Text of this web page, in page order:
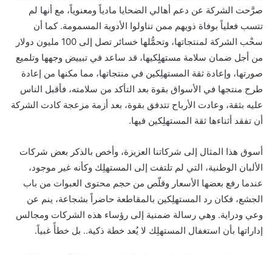
صرَّحت الشركة عن دعم أهالي الضحايا مادياً ومعنوياً، مع أنها لم
تتسب فعلياً بوفاة ذويهم ممن تناولوا الأدوية المسمومة. كما أن
سحْب الشركة لمنتجاتها، وتحمُّلها خسائر تصل إلى 100 مليون دولار
من أجل ضمان سلامة مستهلٍكيها، قد ساعد في تبييض وجهها وتلميع
صورتها، وإعادة ثقة المستهلِكين في منتجاتها، مما مكنها من إعادة
طرح منتجها في الأسواق بقوة بعد التأكد من سلامته، فأقبل الناس
عليه بثقة، وعادت الأرباح تتدفق بقوة، بعد أزمة مزعجة كادت الشركة
أن تفقد أثناءها ثقة المستهلِكين فيها.
أسوق هذا المثال إلى شركاتنا العزيزة، وأخص بالذكر بعض شركات
الألبان الوطنية، التي لم تلتفت إلى المستهلِك وكأنه غير موجود،
عندما رفع بعضها الأسعار وقلّص من حجم محتوى العبوات من باب
الجشع، فكان رد المستهلِكين بالمقاطعة حاضراً بشجاعة، ينم عن
وعي ودراية. وهي رسالة ضمنية إلى رؤساء هذه الشركات ومجالس
إداراتها بأن استغفال المستهلِك لا يُعد خطة ذكية.. بل خطأً غبياً.